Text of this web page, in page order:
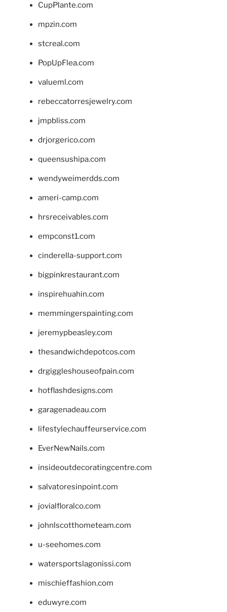
CupPlante.com
mpzin.com
stcreal.com
PopUpFlea.com
valueml.com
rebeccatorresjewelry.com
jmpbliss.com
drjorgerico.com
queensushipa.com
wendyweimerdds.com
ameri-camp.com
hrsreceivables.com
empconst1.com
cinderella-support.com
bigpinkrestaurant.com
inspirehuahin.com
memmingerspainting.com
jeremypbeasley.com
thesandwichdepotcos.com
drgiggleshouseofpain.com
hotflashdesigns.com
garagenadeau.com
lifestylechauffeurservice.com
EverNewNails.com
insideoutdecoratingcentre.com
salvatoresinpoint.com
jovialfloralco.com
johnlscotthometeam.com
u-seehomes.com
watersportslagonissi.com
mischieffashion.com
eduwyre.com